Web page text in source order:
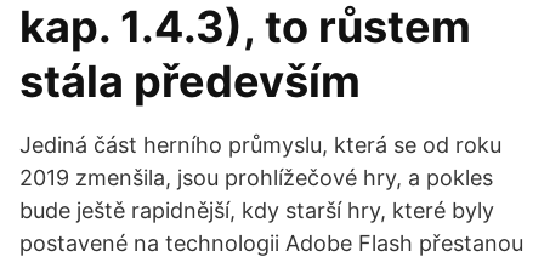
kap. 1.4.3), to růstem
stála především
Jediná část herního průmyslu, která se od roku
2019 zmenšila, jsou prohlížečové hry, a pokles
bude ještě rapidnější, kdy starší hry, které byly
postavené na technologii Adobe Flash přestanou